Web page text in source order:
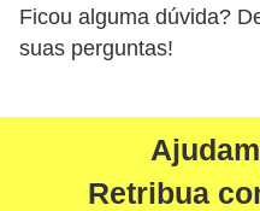
Ficou alguma dúvida?
suas perguntas!
Retribua